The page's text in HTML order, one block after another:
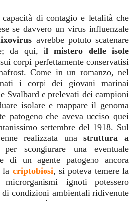
di contagio e letalità che
se davvero un virus influenzale
avrebbe potuto scatenare
da qui, il mistero delle isole
corpi perfettamente conservatisi
Come in un romanzo, nel
i corpi dei giovani marinai
Svalbard e prelevati dei campioni
isolare e mappare il genoma
patogeno che aveva ucciso quei
settembre del 1918. Sul
realizzata unastruttura a
scongiurare una eventuale
di un agente patogeno ancora
la criptobiosi, si poteva temere la
ignoti potessero
condizioni ambientali ridivenute